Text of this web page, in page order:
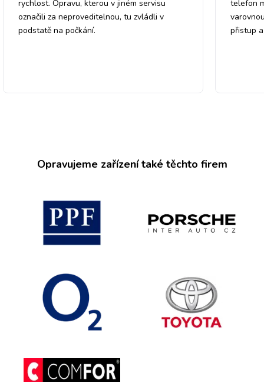
rychlost. Opravu, kterou v jiném servisu
označili za neproveditelnou, tu zvládli v
podstatě na počkání.
telefon
přistup
Opravujeme zařízení také těchto firem